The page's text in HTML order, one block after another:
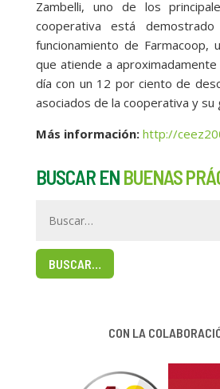
Zambelli, uno de los
cooperativa está
funcionamiento de Farmacoop,
que atiende a
día con un 12 por ciento de
asociados de la cooperativa y su
Más información: http://
BUSCAR EN BUENAS
BUSCAR…
CON LA